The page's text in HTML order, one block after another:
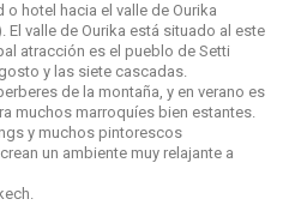
o hotel hacia el valle de Ourika
El valle de Ourika está situado al este
atracción es el pueblo de Setti
y las siete cascadas.
de la montaña, y en verano es
muchos marroquíes bien estantes.
y muchos pintorescos
un ambiente muy relajante a